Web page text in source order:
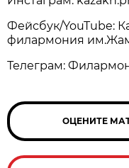
Фейсбук/YouTube:
филармония
Телеграм:
ОЦЕНИТЕ